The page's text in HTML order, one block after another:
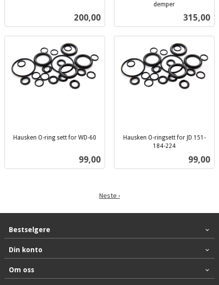
Pris
200,00
demper
Pris
315,00
Hausken O-ring sett for WD-60
Pris
99,00
Hausken O-ringsett for JD 151-
184-224
Pris
99,00
Neste ›
Bestselgere
Din konto
Om oss